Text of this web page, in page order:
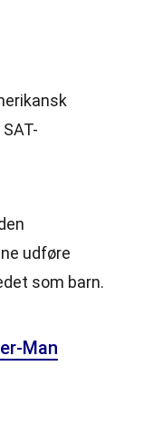
udføre
som barn.
Man